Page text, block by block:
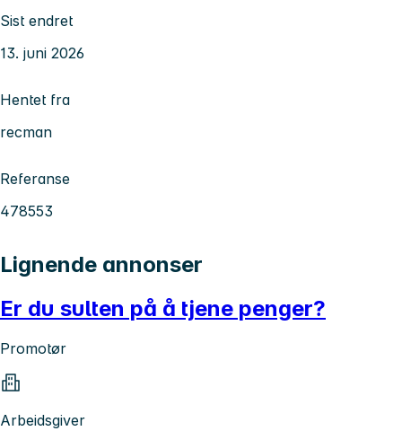
Sist endret
13. juni 2026
Hentet fra
recman
Referanse
478553
Lignende annonser
Er du sulten på å tjene penger?
Promotør
Arbeidsgiver